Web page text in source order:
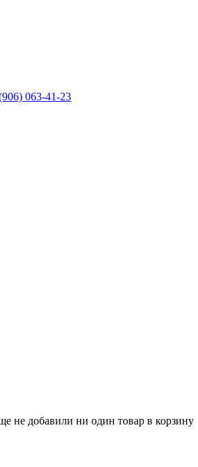
063-41-23
не добавили ни один товар в корзину